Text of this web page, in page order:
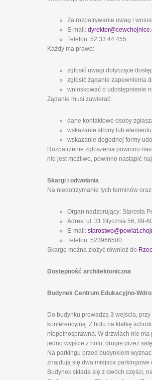
Za rozpatrywanie uwag i
E-mail:
Telefon: 52 33 44 455
Każdy ma prawo:
zgłosić uwagi dotyczące
zgłosić żądanie zapewnienia
wnioskować o udostępnienie
Żądanie musi zawierać:
dane kontaktowe osoby
wskazanie strony lub
wskazanie dogodnej formy
Rozpatrzenie zgłoszenia powinno
nie jest możliwe, powinno nastąpić
Skargi i odwołania
Na niedotrzymanie tych terminów
Organ nadzorujący: Starosta
Adres: ul. 31 Stycznia 56, 89-
E-mail:
Telefon: 523966500
Skargę można złożyć również do
Dostępność architektoniczna
Budynek Centrum Edukacyjno-
Do budynku prowadzą 3 wejścia,
konferencyjną. Z holu na klatkę
niepełnosprawna. W drzwiach nie
jedno wyjście z holu, drugie przez
Na parkingu przed budynkiem
znajdują się dwa miejsca parkingowe
Budynek składa się z dwóch części,